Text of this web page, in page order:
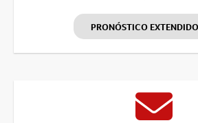
PRONÓSTICO EXTENDIDO